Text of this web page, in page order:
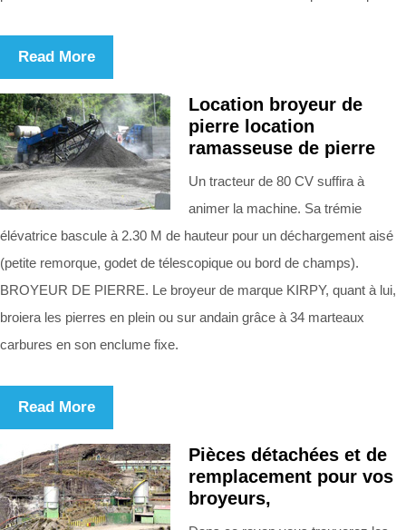
Read More
Location broyeur de
pierre location
ramasseuse de pierre
Un tracteur de 80 CV suffira à
animer la machine. Sa trémie
élévatrice bascule à 2.30 M de hauteur pour un déchargement aisé
(petite remorque, godet de télescopique ou bord de champs).
BROYEUR DE PIERRE. Le broyeur de marque KIRPY, quant à lui,
broiera les pierres en plein ou sur andain grâce à 34 marteaux
carbures en son enclume fixe.
Read More
Pièces détachées et de
remplacement pour vos
broyeurs,